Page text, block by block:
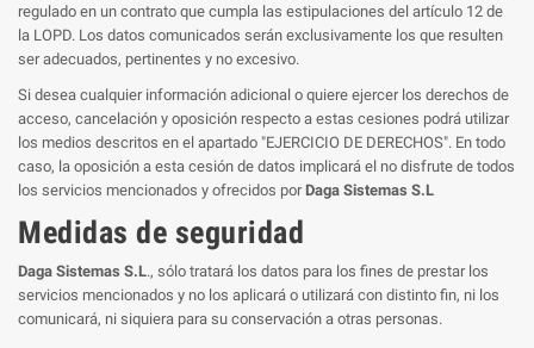
regulado en un contrato que cumpla las estipulaciones del artículo 12 de
la LOPD. Los datos comunicados serán exclusivamente los que resulten
ser adecuados, pertinentes y no excesivo.
Si desea cualquier información adicional o quiere ejercer los derechos de
acceso, cancelación y oposición respecto a estas cesiones podrá utilizar
los medios descritos en el apartado "EJERCICIO DE DERECHOS". En todo
caso, la oposición a esta cesión de datos implicará el no disfrute de todos
los servicios mencionados y ofrecidos porDaga Sistemas S.L
Medidas de seguridad
Daga Sistemas S.L., sólo tratará los datos para los fines de prestar los
servicios mencionados y no los aplicará o utilizará con distinto fin, ni los
comunicará, ni siquiera para su conservación a otras personas.